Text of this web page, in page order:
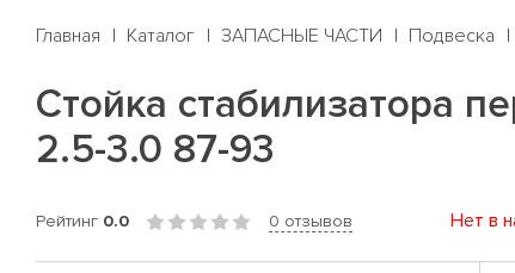
Главная Каталог ЗАПАСНЫЕ ЧАСТИ Подвеска
Стойка стабилизатора
2.5-3.0 87-93
Рейтинг 0.0 0 отзывов Нет в